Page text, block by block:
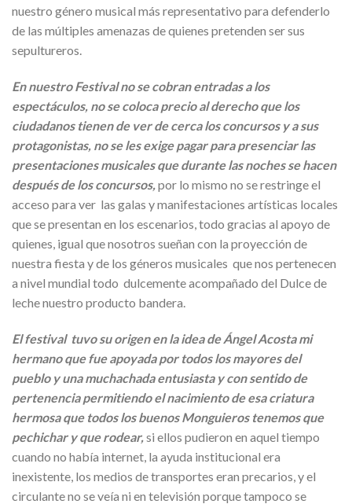
nuestro género musical más representativo para defenderlo
de las múltiples amenazas de quienes pretenden ser sus
sepultureros.
En nuestro Festival no se cobran entradas a los
espectáculos, no se coloca precio al derecho que los
ciudadanos tienen de ver de cerca los concursos y a sus
protagonistas, no se les exige pagar para presenciar las
presentaciones musicales que durante las noches se hacen
después de los concursos,por lo mismo no se restringe el
acceso para ver las galas y manifestaciones artísticas locales
que se presentan en los escenarios, todo gracias al apoyo de
quienes, igual que nosotros sueñan con la proyección de
nuestra fiesta y de los géneros musicales que nos pertenecen
a nivel mundial todo dulcemente acompañado del Dulce de
leche nuestro producto bandera.
El festival tuvo su origen en la idea de Ángel Acosta mi
hermano que fue apoyada por todos los mayores del
pueblo y una muchachada entusiasta y con sentido de
pertenencia permitiendo el nacimiento de esa criatura
hermosa que todos los buenos Monguieros tenemos que
pechichar y que rodear, si ellos pudieron en aquel tiempo
cuando no había internet, la ayuda institucional era
inexistente, los medios de transportes eran precarios, y el
circulante no se veía ni en televisión porque tampoco se